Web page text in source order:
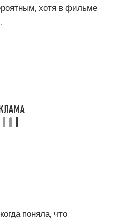
хотя в фильме
поняла, что